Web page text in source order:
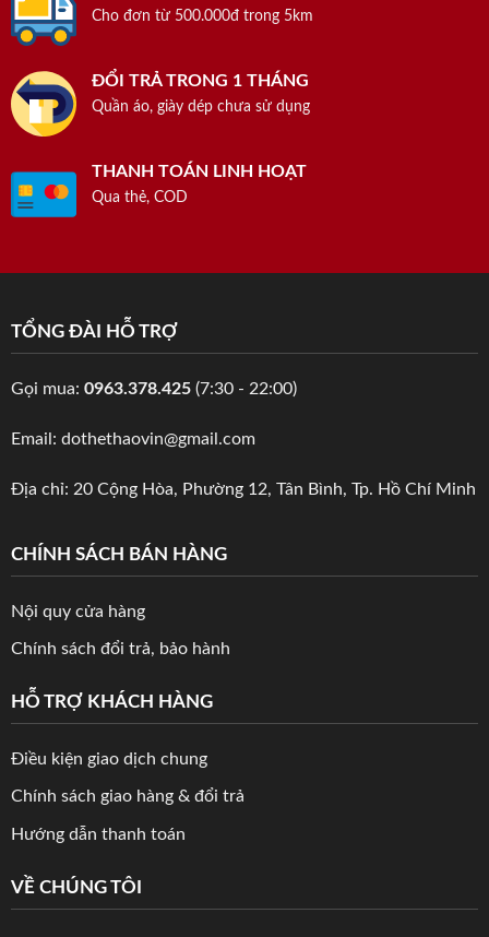
Cho đơn từ 500.000đ trong 5km
ĐỔI TRẢ TRONG 1 THÁNG
Quần áo, giày dép chưa sử dụng
THANH TOÁN LINH HOẠT
Qua thẻ, COD
TỔNG ĐÀI HỖ TRỢ
Gọi mua: 0963.378.425(7:30 - 22:00)
Email: dothethaovin@gmail.com
Địa chỉ: 20 Cộng Hòa, Phường 12, Tân Bình, Tp. Hồ Chí Minh
CHÍNH SÁCH BÁN HÀNG
Nội quy cửa hàng
Chính sách đổi trả, bảo hành
HỖ TRỢ KHÁCH HÀNG
Điều kiện giao dịch chung
Chính sách giao hàng & đổi trả
Hướng dẫn thanh toán
VỀ CHÚNG TÔI